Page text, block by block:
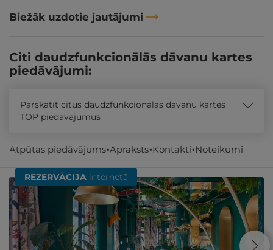
Biežāk uzdotie jautājumi
Atpūtas piedāvājums Apraksts Kontakti Noteikumi
Citi daudzfunkcionālās dāvanu kartes
piedāvājumi:
Pārskatīt citus daudzfunkcionālās dāvanu kartes
TOP piedāvājumus
Līdzīgi atpūtas piedāvājumi
REZERVĀCIJA internetā